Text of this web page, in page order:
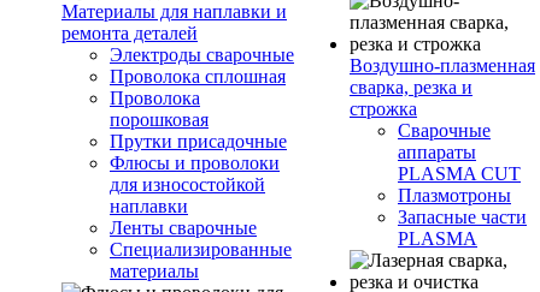
Материалы для наплавки и
ремонта деталей
Электроды сварочные
Проволока сплошная
Проволока
порошковая
Прутки присадочные
Флюсы и проволоки
для износостойкой
наплавки
Ленты сварочные
Специализированные
материалы
Воздушно-плазменная
сварка, резка и
строжка
Сварочные
аппараты
PLASMA CUT
Плазмотроны
Запасные части
PLASMA